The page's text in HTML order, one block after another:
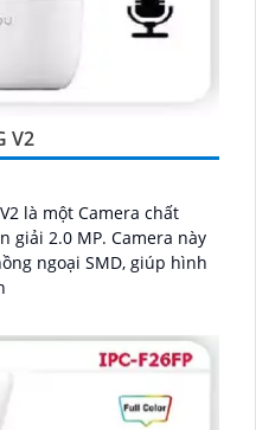
V2
là một Camera chất
Camera này
ngoại SMD, giúp hình